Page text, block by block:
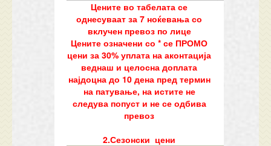
Цените во табелата се
однесуваат за 7 ноќевања со
вклучен превоз по лице
Цените означени со * се ПРОМО
цени за 30% уплата на аконтација
веднаш и целосна доплата
најдоцна до 10 дена пред термин
на патување, на истите не
следува попуст и не се одбива
превоз
2.Сезонски цени